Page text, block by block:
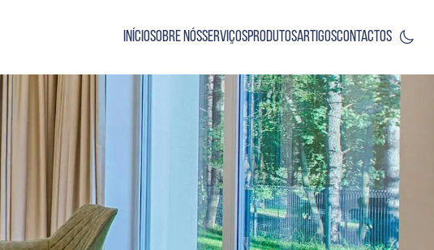
InícioSobre NósServiçosProdutosArtigosContactos